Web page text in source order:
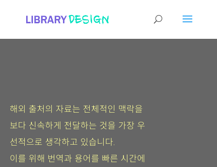
해외 출처의 자료는 전체적인 맥락을
보다 신속하게 전달하는 것을 가장 우
선적으로 생각하고 있습니다.
이를 위해 번역과 용어를 빠른 시간에